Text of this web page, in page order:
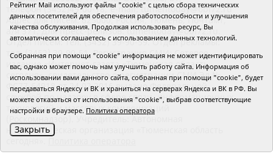
телефон (3452)49-00-18, e-mail: tumentoday@obl72.ru
Адрес для писем: 625000, Россия, Тюмень, Почтамт,
а/я 371. Для пресс-релизов: tumentoday@obl72.ru.
Отдел писем: тел. (3452) 39-90-59. Отдел рекламы:
тел. (3452) 39-90-51. Регистрация СМИ: Сетевое
издание «Интернет-газета «Тюменская область
сегодня», свидетельство о регистрации СМИ Эл №
ФС77-64918 от 24.02.2016 выдано Федеральной
службой по надзору в сфере связи, информационных
технологий и массовых коммуникаций
(Роскомнадзор). Учредитель: Автономная
некоммерческая организация «Тюменская область
Рейтинг Mail используют файлы "cookie" с целью сбора технических
данных посетителей для обеспечения работоспособности и улучшения
качества обслуживания. Продолжая использовать ресурс, Вы
автоматически соглашаетесь с использованием данных технологий.
Собранная при помощи "cookie" информация не может идентифицировать
вас, однако может помочь нам улучшить работу сайта. Информация об
использовании вами данного сайта, собранная при помощи "cookie", будет
передаваться Яндексу и ВК и храниться на серверах Яндекса и ВК в РФ. Вы
можете отказаться от использования "cookie", выбрав соответствующие
настройки в браузере. Политика оператора
Закрыть